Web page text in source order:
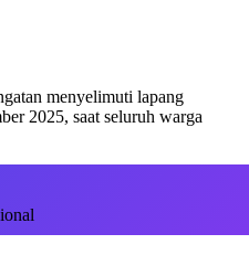
menyelimuti lapang
2025, saat seluruh warga